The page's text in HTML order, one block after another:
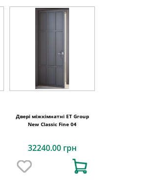
Двері міжкімнатні ET Group
New Classic Fine 04
32240.00 грн